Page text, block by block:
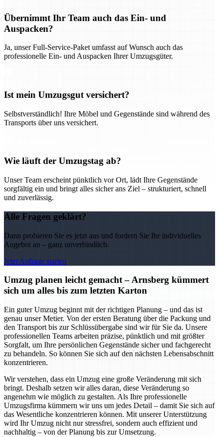
Übernimmt Ihr Team auch das Ein- und
Auspacken?
Ja, unser Full-Service-Paket umfasst auf Wunsch auch das
professionelle Ein- und Auspacken Ihrer Umzugsgüter.
Ist mein Umzugsgut versichert?
Selbstverständlich! Ihre Möbel und Gegenstände sind während des
Transports über uns versichert.
Wie läuft der Umzugstag ab?
Unser Team erscheint pünktlich vor Ort, lädt Ihre Gegenstände
sorgfältig ein und bringt alles sicher ans Ziel – strukturiert, schnell
und zuverlässig.
Alle Fragen geklärt?
Dann probieren Sie es jetzt aus und fordern Sie Ihr individuelles
Angebot an – ganz unverbindlich.
Jetzt Anfrage starten
Umzug planen leicht gemacht – Arnsberg kümmert
sich um alles bis zum letzten Karton
Ein guter Umzug beginnt mit der richtigen Planung – und das ist
genau unser Metier. Von der ersten Beratung über die Packung und
den Transport bis zur Schlüssübergabe sind wir für Sie da. Unsere
professionellen Teams arbeiten präzise, pünktlich und mit größter
Sorgfalt, um Ihre persönlichen Gegenstände sicher und fachgerecht
zu behandeln. So können Sie sich auf den nächsten Lebensabschnitt
konzentrieren.
Wir verstehen, dass ein Umzug eine große Veränderung mit sich
bringt. Deshalb setzen wir alles daran, diese Veränderung so
angenehm wie möglich zu gestalten. Als Ihre professionelle
Umzugsfirma kümmern wir uns um jedes Detail – damit Sie sich auf
das Wesentliche konzentrieren können. Mit unserer Unterstützung
wird Ihr Umzug nicht nur stressfrei, sondern auch effizient und
nachhaltig – von der Planung bis zur Umsetzung.